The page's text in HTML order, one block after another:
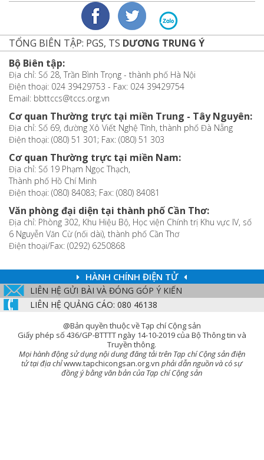
TỔNG BIÊN TẬP: PGS, TS DƯƠNG TRUNG Ý
Bộ Biên tập:
Địa chỉ: Số 28, Trần Bình Trọng - thành phố Hà Nội
Điện thoại: 024 39429753 - Fax: 024 39429754
Email: bbttccs@tccs.org.vn
Cơ quan Thường trực tại miền Trung - Tây Nguyên:
Địa chỉ: Số 69, đường Xô Viết Nghệ Tĩnh, thành phố Đà Nẵng
Điện thoại: (080) 51 301; Fax: (080) 51 303
Cơ quan Thường trực tại miền Nam:
Địa chỉ: Số 19 Phạm Ngọc Thạch,
Thành phố Hồ Chí Minh
Điện thoại: (080) 84083; Fax: (080) 84081
Văn phòng đại diện tại thành phố Cần Thơ:
Địa chỉ: Phòng 302, Khu Hiệu Bộ, Học viện Chính trị Khu vực IV, số
6 Nguyễn Văn Cừ (nối dài), thành phố Cần Thơ
Điện thoại/Fax: (0292) 6250868
HÀNH CHÍNH ĐIỆN TỬ
LIÊN HỆ GỬI BÀI VÀ ĐÓNG GÓP Ý KIẾN
LIÊN HỆ QUẢNG CÁO: 080 46138
@Bản quyền thuộc về Tạp chí Cộng sản
Giấy phép số 436/GP-BTTTT ngày 14-10-2019 của Bộ Thông tin và
Truyền thông.
Mọi hành động sử dụng nội dung đăng tải trên Tạp chí Cộng sản điện
tử tại địa chỉwww.tapchicongsan.org.vnphải dẫn nguồn và có sự
đồng ý bằng văn bản của Tạp chí Cộng sản